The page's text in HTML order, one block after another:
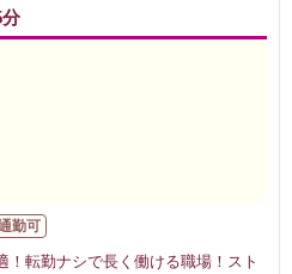
勤可
！転勤ナシで長く働ける職場！スト